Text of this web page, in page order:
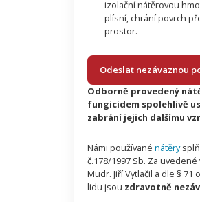
izolační nátěrovou
plísní, chrání povrch
prostor.
Odeslat nezávaznou
Odborně provedený
fungicidem spolehlivě
zabrání jejich dalšímu
Námi používané nátěry
č.178/1997 Sb. Za
Mudr. Jiří Vytlačil a dle § 71
lidu jsou zdravotně